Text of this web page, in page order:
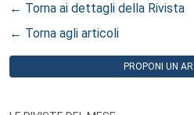
← Torna ai dettagli della Rivista
← Torna agli articoli
PROPONI UN